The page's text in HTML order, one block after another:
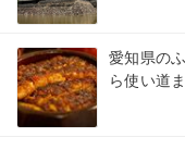
愛知県の
ら使い道